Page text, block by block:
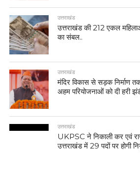
उत्तराखंड
उत्तराखंड की 212 एकल
का संबल..
उत्तराखंड
मंदिर विकास से सड़क निर्माण
अहम परियोजनाओं को दी हरी
उत्तराखंड
UKPSC ने निकाली कर एवं
उत्तराखंड में 29 पदों पर होगी